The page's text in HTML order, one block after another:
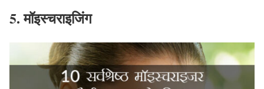
5.मॉइस्चराइजिंग